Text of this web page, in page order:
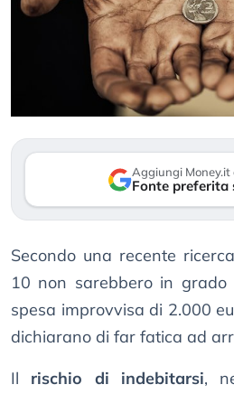
Aggiungi Money.it
Fonte preferita
Secondo una recente ricerca
10 non sarebbero in
spesa improvvisa di 2.000
dichiarano di far fatica ad
Il rischio di indebitarsi,